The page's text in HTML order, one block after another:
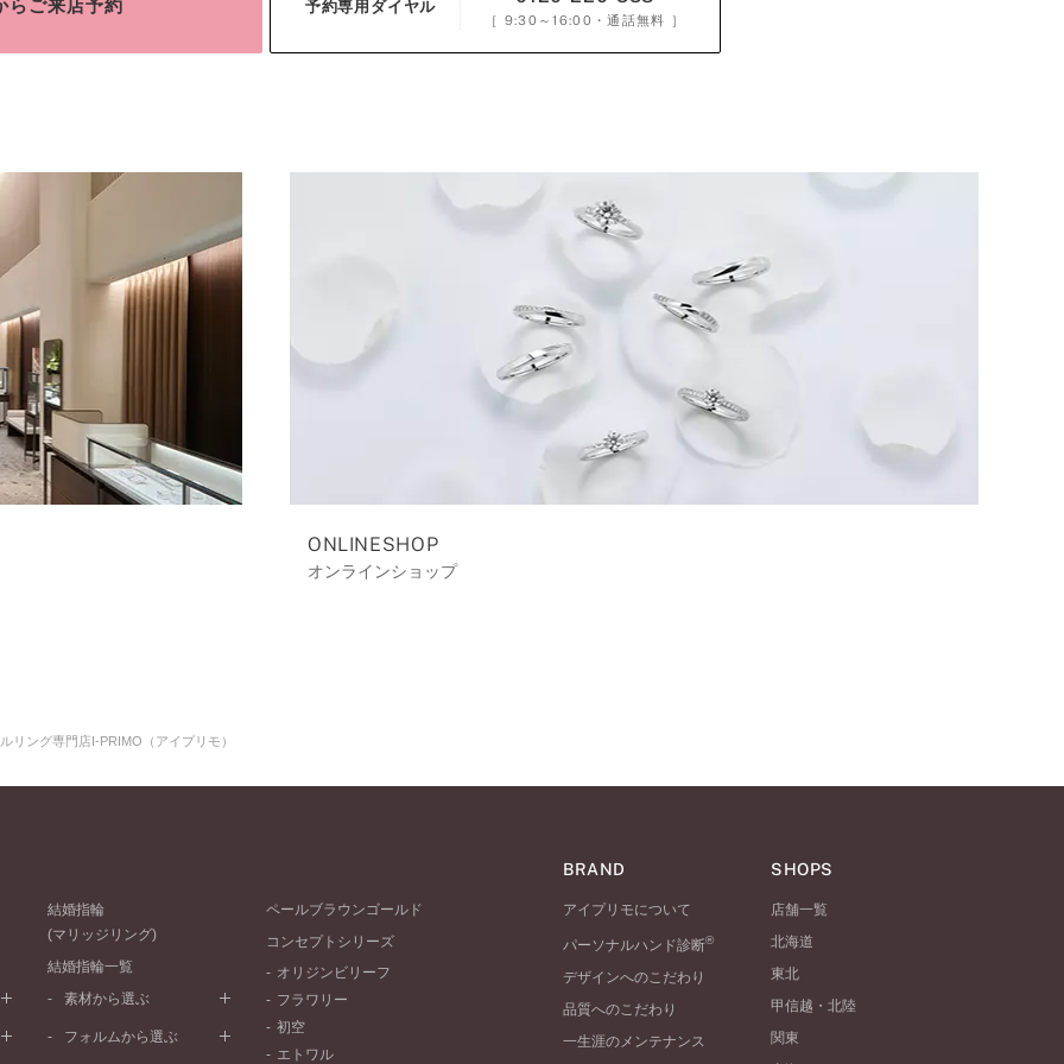
らご来店予約 予約専用ダイヤル
［ 9:30～16:00 ・通話無料 ］
ONLINESHOP
オンラインショップ
ング専門店I-PRIMO（アイプリモ）
結婚指輪
(マリッジリング)
結婚指輪一覧
素材から選ぶ
プラチナ
フォルムから選ぶ
ペールブラウンゴールド
コンセプトシリーズ
オリジンビリーフ
フラワリー
初空
エトワル
BRAND
アイプリモについて
パーソナルハンド診断®
デザインへのこだわり
品質へのこだわり
一生涯のメンテナンス
SHOPS
店舗一覧
北海道
東北
甲信越・北陸
関東